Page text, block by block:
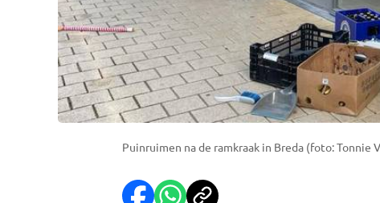
Puinruimen na de ramkraak in Breda (foto: Tonnie